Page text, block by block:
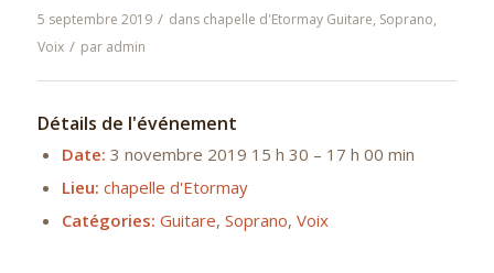
5 septembre 2019 / dans chapelle d'Etormay Guitare, Soprano,
Voix / par admin
Détails de l'événement
Date: 3 novembre 2019 15 h 30 – 17 h 00 min
Lieu: chapelle d'Etormay
Catégories: Guitare, Soprano, Voix